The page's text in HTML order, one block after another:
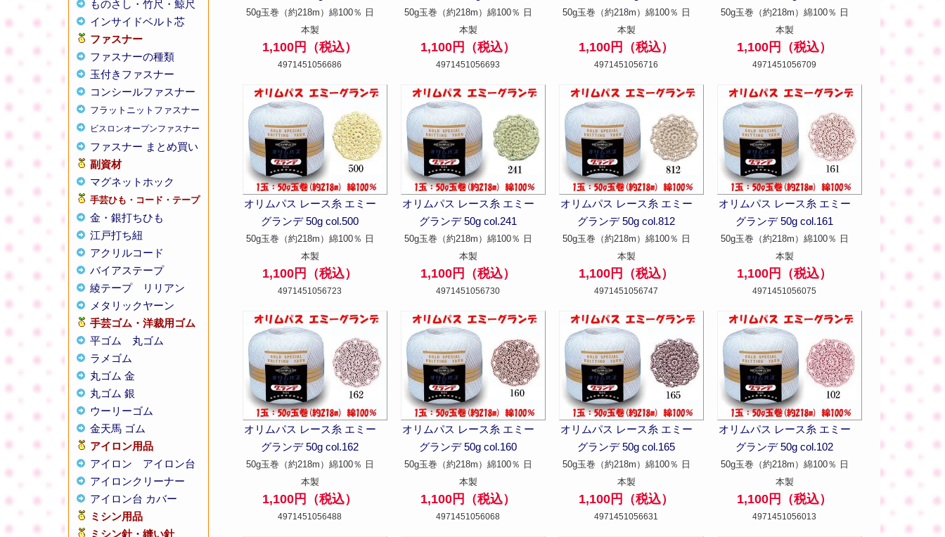
ものさし・竹尺・鯨尺
インサイドベルト芯
ファスナー
ファスナーの種類
玉付きファスナー
コンシールファスナー
フラットニットファスナー
ビスロンオープンファスナー
ファスナー まとめ買い
副資材
マグネットホック
手芸ひも・コード・テープ
金・銀打ちひも
江戸打ち紐
アクリルコード
バイアステープ
綾テープ
リリアン
メタリックヤーン
手芸ゴム・洋裁用ゴム
平ゴム
丸ゴム
ラメゴム
丸ゴム 金
丸ゴム 銀
ウーリーゴム
金天馬 ゴム
アイロン用品
アイロン
アイロン台
アイロンクリーナー
アイロン台 カバー
ミシン用品
ミシン針・縫い針
50g玉巻（約218m）綿100％ 日
本製
1,100円（税込）
4971451056686
50g玉巻（約218m）綿100％ 日
本製
1,100円（税込）
4971451056693
50g玉巻（約218m）綿100％ 日
本製
1,100円（税込）
4971451056716
50g玉巻（約218m）綿100％ 日
本製
1,100円（税込）
4971451056709
オリムパス レース糸 エミー
グランデ 50g col.500
50g玉巻（約218m）綿100％ 日
本製
1,100円（税込）
4971451056723
オリムパス レース糸 エミー
グランデ 50g col.241
50g玉巻（約218m）綿100％ 日
本製
1,100円（税込）
4971451056730
オリムパス レース糸 エミー
グランデ 50g col.812
50g玉巻（約218m）綿100％ 日
本製
1,100円（税込）
4971451056747
オリムパス レース糸 エミー
グランデ 50g col.161
50g玉巻（約218m）綿100％ 日
本製
1,100円（税込）
4971451056075
オリムパス レース糸 エミー
グランデ 50g col.162
50g玉巻（約218m）綿100％ 日
本製
1,100円（税込）
4971451056488
オリムパス レース糸 エミー
グランデ 50g col.160
50g玉巻（約218m）綿100％ 日
本製
1,100円（税込）
4971451056068
オリムパス レース糸 エミー
グランデ 50g col.165
50g玉巻（約218m）綿100％ 日
本製
1,100円（税込）
4971451056631
オリムパス レース糸 エミー
グランデ 50g col.102
50g玉巻（約218m）綿100％ 日
本製
1,100円（税込）
4971451056013